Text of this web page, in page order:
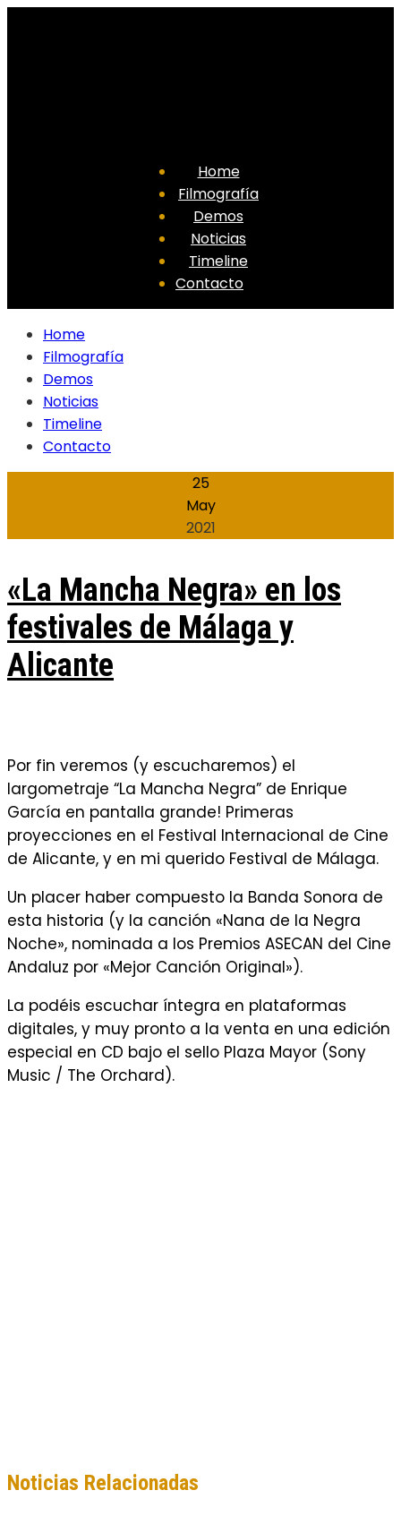
Home
Filmografía
Demos
Noticias
Timeline
Contacto
Home
Filmografía
Demos
Noticias
Timeline
Contacto
25
May
2021
«La Mancha Negra» en los
festivales de Málaga y
Alicante
Por fin veremos (y escucharemos) el
largometraje “La Mancha Negra” de Enrique
García en pantalla grande! Primeras
proyecciones en el Festival Internacional de Cine
de Alicante, y en mi querido Festival de Málaga.
Un placer haber compuesto la Banda Sonora de
esta historia (y la canción «Nana de la Negra
Noche», nominada a los Premios ASECAN del Cine
Andaluz por «Mejor Canción Original»).
La podéis escuchar íntegra en plataformas
digitales, y muy pronto a la venta en una edición
especial en CD bajo el sello Plaza Mayor (Sony
Music / The Orchard).
Noticias Relacionadas